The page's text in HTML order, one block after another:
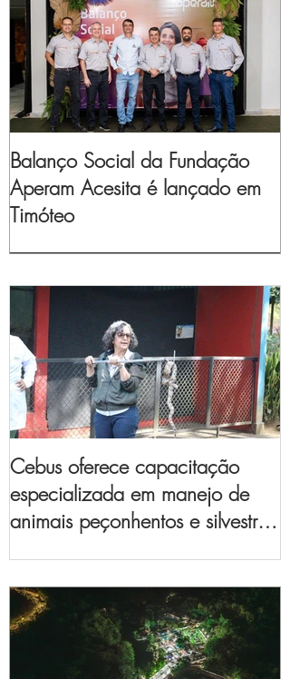
Balanço Social da Fundação
Aperam Acesita é lançado em
Timóteo
Cebus oferece capacitação
especializada em manejo de
animais peçonhentos e silvestres